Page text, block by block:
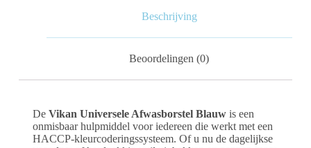
Beschrijving
Beoordelingen (0)
De Vikan Universele Afwasborstel Blauwis een
onmisbaar hulpmiddel voor iedereen die werkt met een
HACCP-kleurcoderingssysteem. Of u nu de dagelijkse